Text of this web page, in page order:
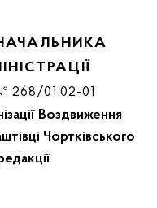
268/01.02-01
Воздвиження
Чортківського